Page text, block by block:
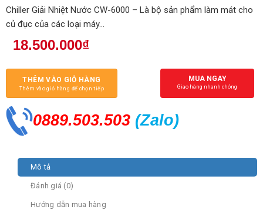
Chiller Giải Nhiệt Nước CW-6000 – Là bộ sản phẩm làm mát cho
củ đục của các loại máy…
18.500.000₫
THÊM VÀO GIỎ HÀNG
Thêm vào giỏ hàng để chọn tiếp
MUA NGAY
Giao hàng nhanh chóng
0889.503.503 (Zalo)
Mô tả
Đánh giá (0)
Hướng dẫn mua hàng